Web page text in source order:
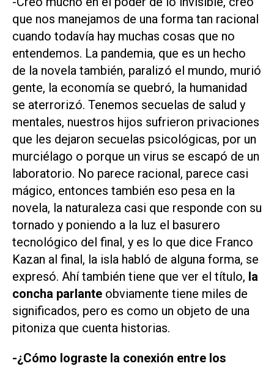
que nos manejamos de una forma tan racional
cuando todavía hay muchas cosas que no
entendemos. La pandemia, que es un hecho
de la novela también, paralizó el mundo, murió
gente, la economía se quebró, la humanidad
se aterrorizó. Tenemos secuelas de salud y
mentales, nuestros hijos sufrieron privaciones
que les dejaron secuelas psicológicas, por un
murciélago o porque un virus se escapó de un
laboratorio. No parece racional, parece casi
mágico, entonces también eso pesa en la
novela, la naturaleza casi que responde con su
tornado y poniendo a la luz el basurero
tecnológico del final, y es lo que dice Franco
Kazan al final, la isla habló de alguna forma, se
expresó. Ahí también tiene que ver el título, la
concha parlante obviamente tiene miles de
significados, pero es como un objeto de una
pitoniza que cuenta historias.
-¿Cómo lograste la conexión entre los